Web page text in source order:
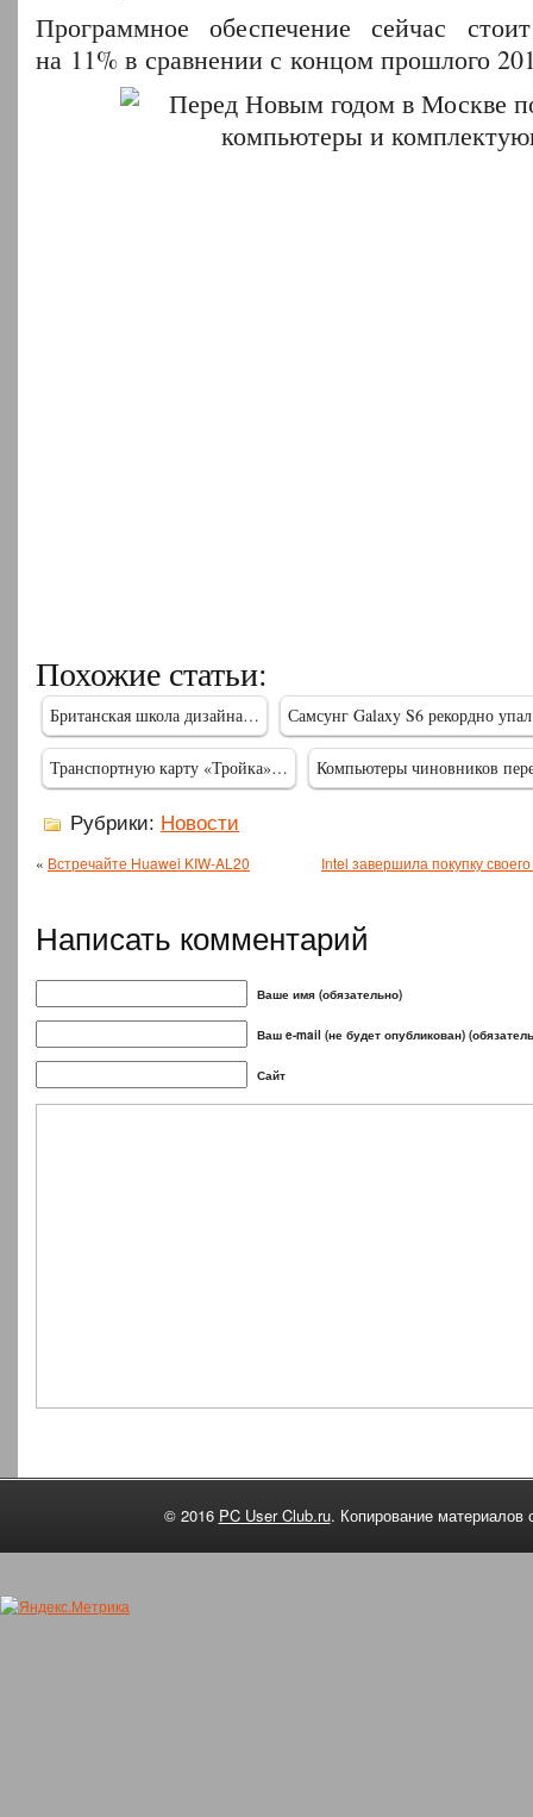
Программное обеспечение сейчас
на 11% в сравнении с концом прошлого
Похожие статьи:
Британская школа дизайна… Самсунг Galaxy S6 рекордно
Транспортную карту «Тройка»… Компьютеры чиновников
Рубрики: Новости
« Встречайте Huawei KIW-AL20 Intel завершила покупку
Написать комментарий
Ваше имя (обязательно)
Ваш e-mail (не будет опубликован)
Сайт
© 2016 PC User Club.ru. Копирование материалов